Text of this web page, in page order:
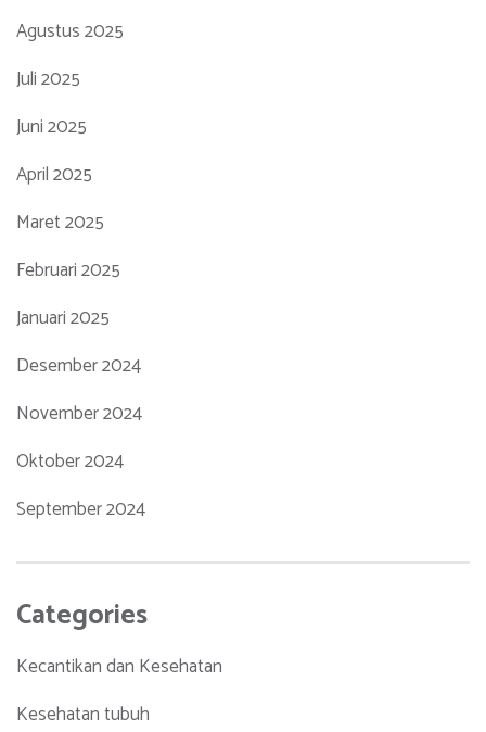
Agustus 2025
Juli 2025
Juni 2025
April 2025
Maret 2025
Februari 2025
Januari 2025
Desember 2024
November 2024
Oktober 2024
September 2024
Categories
Kecantikan dan Kesehatan
Kesehatan tubuh